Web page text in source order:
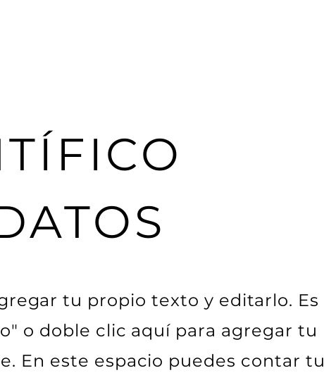
tu propio texto y editarlo. Es
o doble clic aquí para agregar tu
En este espacio puedes contar tu